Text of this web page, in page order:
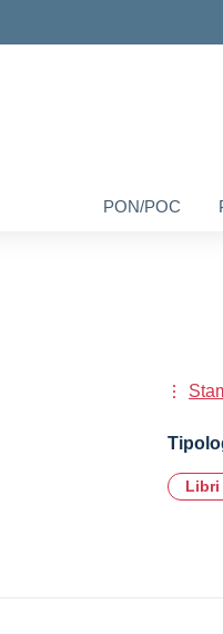
PON/POC
Libri